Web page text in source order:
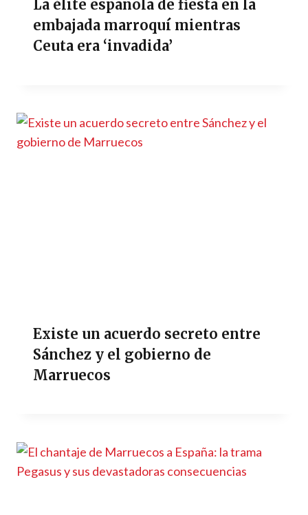
La élite española de fiesta en la
embajada marroquí mientras
Ceuta era ‘invadida’
Existe un acuerdo secreto entre
Sánchez y el gobierno de
Marruecos